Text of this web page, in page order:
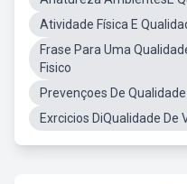
Atividade Física E
Frase Para Uma
Fisico
Prevençoes De
Exrcicios DiQualidade De